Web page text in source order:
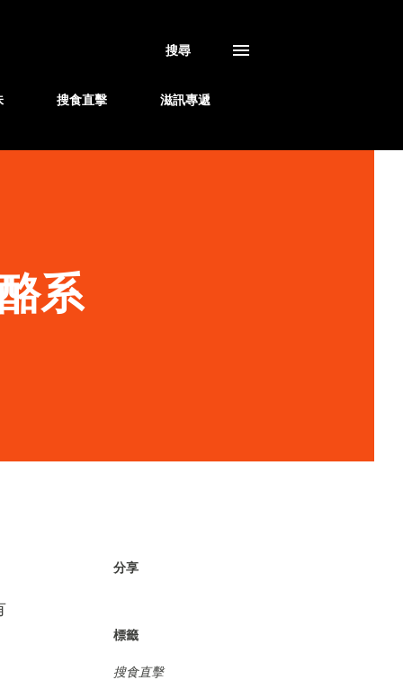
搜尋
搜食直擊 滋訊專遞
系
分享
標籤
搜食直擊